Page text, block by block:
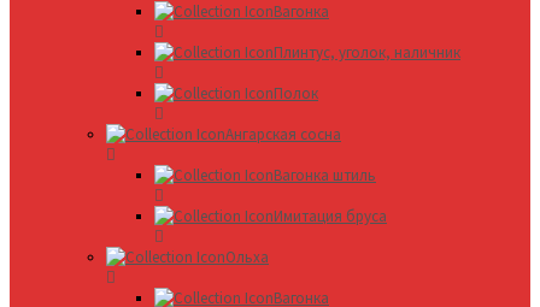
Вагонка
Плинтус, уголок, наличник
Полок
Ангарская сосна
Вагонка штиль
Имитация бруса
Ольха
Вагонка